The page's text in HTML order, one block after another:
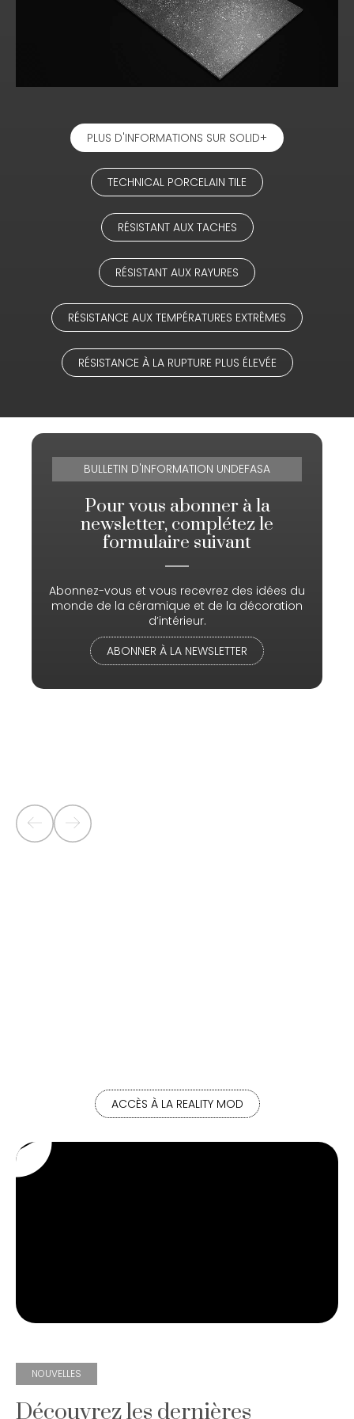
PLUS D'INFORMATIONS SUR SOLID+
TECHNICAL PORCELAIN TILE
RÉSISTANT AUX TACHES
RÉSISTANT AUX RAYURES
RÉSISTANCE AUX TEMPÉRATURES EXTRÊMES
RÉSISTANCE À LA RUPTURE PLUS ÉLEVÉE
BULLETIN D'INFORMATION UNDEFASA
Pour vous abonner à la
newsletter, complétez le
formulaire suivant
Abonnez-vous et vous recevrez des idées du
monde de la céramique et de la décoration
d’intérieur.
ABONNER À LA NEWSLETTER
ACCÈS À LA REALITY MOD
NOUVELLES
Découvrez les dernières